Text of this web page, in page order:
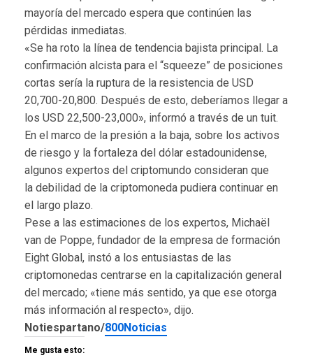
mayoría del mercado espera que continúen las
pérdidas inmediatas.
«Se ha roto la línea de tendencia bajista principal. La
confirmación alcista para el “squeeze” de posiciones
cortas sería la ruptura de la resistencia de USD
20,700-20,800. Después de esto, deberíamos llegar a
los USD 22,500-23,000», informó a través de un tuit.
En el marco de la presión a la baja, sobre los activos
de riesgo y la fortaleza del dólar estadounidense,
algunos expertos del criptomundo consideran que
la debilidad de la criptomoneda pudiera continuar en
el largo plazo.
Pese a las estimaciones de los expertos, Michaël
van de Poppe, fundador de la empresa de formación
Eight Global, instó a los entusiastas de las
criptomonedas centrarse en la capitalización general
del mercado; «tiene más sentido, ya que ese otorga
más información al respecto», dijo.
Notiespartano/800Noticias
Me gusta esto: